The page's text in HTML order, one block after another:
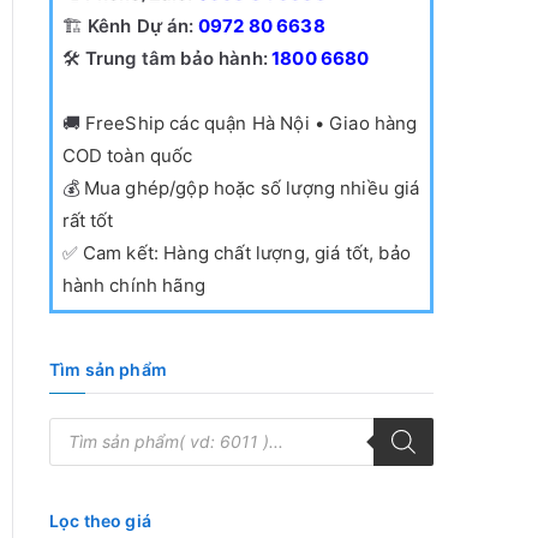
🏗️ Kênh Dự án: 0972 80 6638
🛠️ Trung tâm bảo hành:1800 6680
🚚 FreeShip các quận Hà Nội • Giao hàng
COD toàn quốc
💰 Mua ghép/gộp hoặc số lượng nhiều giá
rất tốt
✅ Cam kết: Hàng chất lượng, giá tốt, bảo
hành chính hãng
Tìm sản phẩm
T
m
ếLọc theo giá